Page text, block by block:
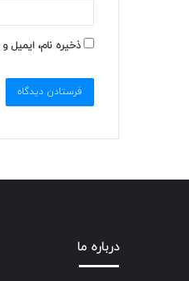
ذخیره نام،
درباره ما